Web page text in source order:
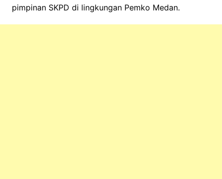
pimpinan SKPD di lingkungan Pemko Medan.